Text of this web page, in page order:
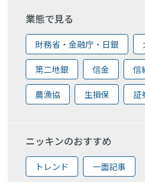
業態で見る
財務省・金融庁・日銀
第二地銀 信金 信
農漁協 生損保 証
ニッキンのおすすめ
トレンド 一面記事